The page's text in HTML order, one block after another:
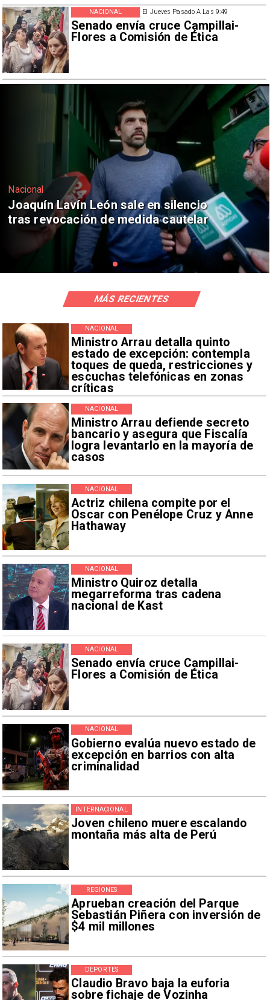
El Jueves Pasado A Las 9:49
Senado envía cruce Campillai-
Flores a Comisión de Ética
NACIONAL
Nacional
Chile y Venezuela formalizan reinicio
de relaciones consulares
Ministro Arrau detalla quinto
estado de excepción: contempla
toques de queda, restricciones y
escuchas telefónicas en zonas
críticas
NACIONAL
Ministro Arrau defiende secreto
bancario y asegura que Fiscalía
logra levantarlo en la mayoría de
casos
NACIONAL
Actriz chilena compite por el
Oscar con Penélope Cruz y Anne
Hathaway
NACIONAL
Ministro Quiroz detalla
megarreforma tras cadena
nacional de Kast
NACIONAL
Senado envía cruce Campillai-
Flores a Comisión de Ética
NACIONAL
Gobierno evalúa nuevo estado de
excepción en barrios con alta
criminalidad
NACIONAL
Joven chileno muere escalando
montaña más alta de Perú
INTERNACIONAL
Aprueban creación del Parque
Sebastián Piñera con inversión de
$4 mil millones
REGIONES
Claudio Bravo baja la euforia
sobre fichaje de Vozinha
DEPORTES
MÁS RECIENTES